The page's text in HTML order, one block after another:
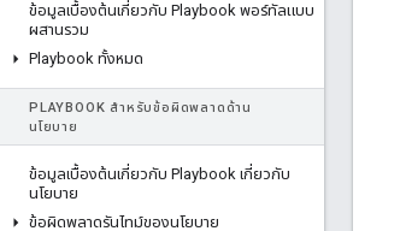
ข้อมูลเบื้องต้นเกี่ยวกับ Playbook พอร์ทัลแบบ
ผสานรวม
Playbook ทั้งหมด
PLAYBOOK สําหรับข้อผิดพลาดด้าน
นโยบาย
ข้อมูลเบื้องต้นเกี่ยวกับ Playbook เกี่ยวกับ
นโยบาย
ข้อผิดพลาดรันไทม์ของนโยบาย